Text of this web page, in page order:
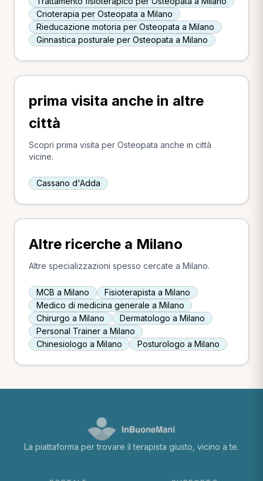
Crioterapia per Osteopata a Milano
Rieducazione motoria per Osteopata a Milano
Ginnastica posturale per Osteopata a Milano
prima visita anche in altre
città
Scopri prima visita per Osteopata anche in città
vicine.
Cassano d'Adda
Altre ricerche a Milano
Altre specializzazioni spesso cercate a Milano.
MCB a Milano
Fisioterapista a Milano
Medico di medicina generale a Milano
Chirurgo a Milano
Dermatologo a Milano
Personal Trainer a Milano
Chinesiologo a Milano
Posturologo a Milano
La piattaforma per trovare il terapista giusto, vicino a te.